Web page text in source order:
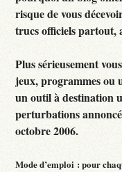
risque de vous
trucs officiels partout,
Plus sérieusement
jeux, programmes
un outil à destination
perturbations
octobre 2006.
Mode d’emploi : pour